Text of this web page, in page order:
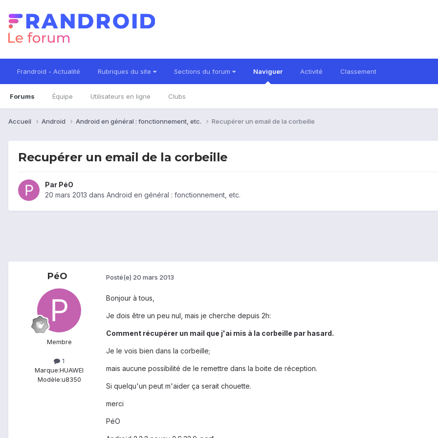
Frandroid - Actualité Rubriques du site Sections du forum Naviguer
Forums Équipe Utilisateurs en ligne Clubs
Activité Classement
Accueil Android Android en général : fonctionnement, etc. Recupérer un email de la corbeille
Recupérer un email de la corbeille
Par PéO
20 mars 2013 dans Android en général : fonctionnement, etc.
PéO
Membre
1
Marque:HUAWEI
Modèle:u8350
Posté(e) 20 mars 2013
Bonjour à tous,
Je dois être un peu nul, mais je cherche depuis 2h:
Comment récupérer un mail que j'ai mis à la corbeille par hasard.
Je le vois bien dans la corbeille;
mais aucune possibilité de le remettre dans la boite de réception.
Si quelqu'un peut m'aider ça serait chouette.
merci
PéO